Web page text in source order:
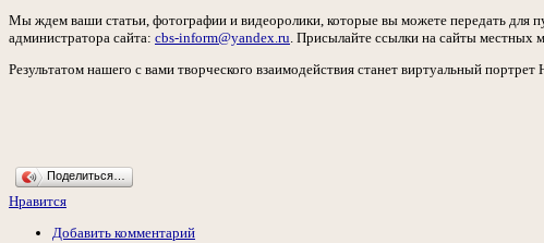
Мы ждем ваши статьи, фотографии и видеоролики, которые вы можете передать для
администратора сайта: cbs-inform@yandex.ru. Присылайте ссылки на сайты местных
Результатом нашего с вами творческого взаимодействия станет виртуальный
Поделиться…
Нравится
Добавить комментарий